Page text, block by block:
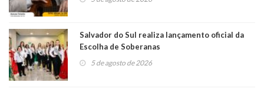
Salvador do Sul realiza lançamento oficial da
Escolha de Soberanas
5 de agosto de 2026